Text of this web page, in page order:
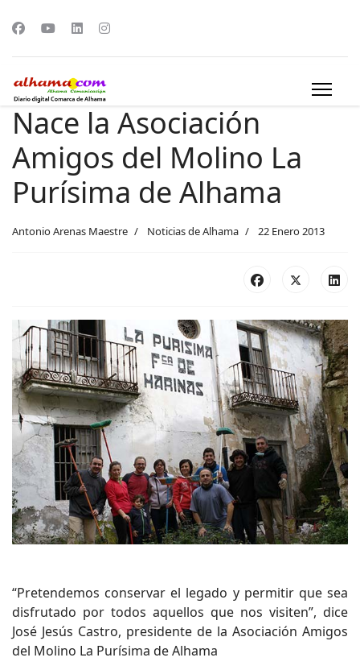
Nace la Asociación
Amigos del Molino La
Purísima de Alhama
Antonio Arenas Maestre Noticias de Alhama 22 Enero 2013
“Pretendemos conservar el legado y permitir que sea
disfrutado por todos aquellos que nos visiten”, dice
José Jesús Castro, presidente de la Asociación Amigos
del Molino La Purísima de Alhama